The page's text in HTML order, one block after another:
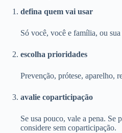
defina quem vai usar
Só você, você e família, ou sua
escolha prioridades
Prevenção, prótese, aparelho,
avalie coparticipação
Se usa pouco, vale a pena. Se
considere sem coparticipação.